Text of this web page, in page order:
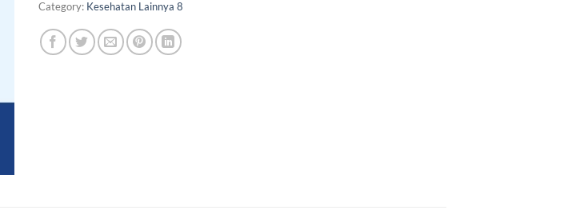
Category: Kesehatan Lainnya 8